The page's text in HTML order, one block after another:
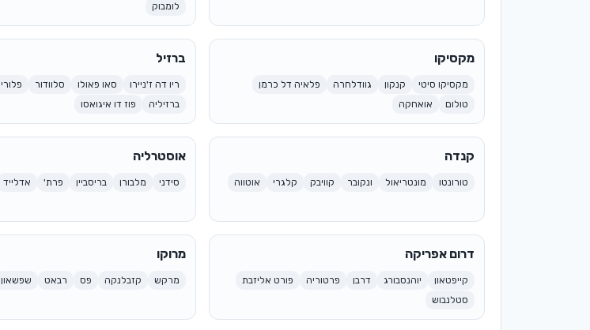
לומבוק
מקסיקו
מקסיקו סיטי קנקון גוודלחרה
פלאיה דל כרמן
טולום
אואחקה
ברזיל
ריו דה ז'ניירו סאו פאולו סלוודור
ברזיליה
פוז דו איגואסו
קנדה
טורונטו מונטריאול ונקובר קוויבק קלגרי אוטווה
אוסטרליה
סידני מלבורן בריסביין פרת' אדלייד
דרום אפריקה
קייפטאון יוהנסבורג דרבן פרטוריה
פורט אליזבת
סטלנבוש
מרוקו
מרקש קזבלנקה פס רבאט שפשאון